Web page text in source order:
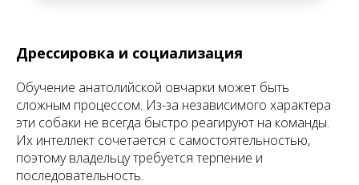
Дрессировка и социализация
Обучение анатолийской овчарки может быть
сложным процессом. Из-за независимого характера
эти собаки не всегда быстро реагируют на команды.
Их интеллект сочетается с самостоятельностью,
поэтому владельцу требуется терпение и
последовательность.